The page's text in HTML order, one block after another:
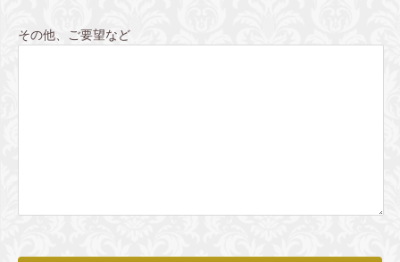
その他、ご要望など